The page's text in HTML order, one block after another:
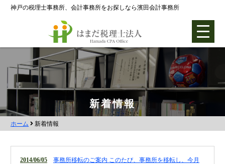
神戸の税理士事務所、会計事務所をお探しなら濱田会計事務所
ホーム
各種支援業務
新着情報
ホーム 新着情報
2014/06/05
事務所移転のご案内 このたび、事務所を移転し、今月